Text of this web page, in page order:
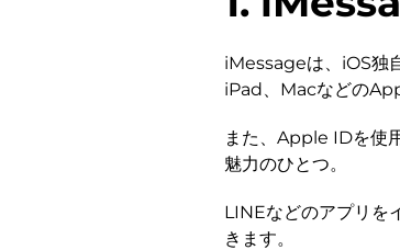
iMessageは、iOS独
iPad、Macなどの
また、Apple IDを使
魅力のひとつ。
LINEなどのアプリを
きます。